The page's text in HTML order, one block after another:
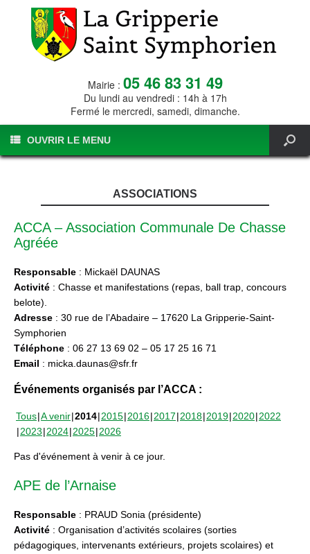
Mairie : 05 46 83 31 49
Du lundi au vendredi : 14h à 17h
Fermé le mercredi, samedi, dimanche.
OUVRIR LE MENU
ASSOCIATIONS
ACCA – Association Communale De Chasse
Agréée
Responsable : Mickaël DAUNAS
Activité : Chasse et manifestations (repas, ball trap, concours
belote).
Adresse : 30 rue de l’Abadaire – 17620 La Gripperie-Saint-
Symphorien
Téléphone : 06 27 13 69 02 – 05 17 25 16 71
Email : micka.daunas@sfr.fr
Événements organisés par l’ACCA :
Tous A venir 2014 2015 2016 2017 2018 2019 2020 2022
2023 2024 2025 2026
Pas d'événement à venir à ce jour.
APE de l’Arnaise
Responsable : PRAUD Sonia (présidente)
Activité : Organisation d’activités scolaires (sorties
pédagogiques, intervenants extérieurs, projets scolaires) et